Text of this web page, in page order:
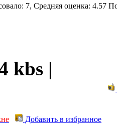
7, Средняя оценка: 4.57
kbs |
Добавить в избранное